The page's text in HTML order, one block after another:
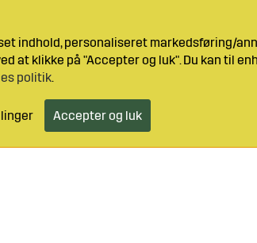
personaliseret markedsføring/
klikke på "Accepter og luk". Du kan til
politik.
Accepter og luk